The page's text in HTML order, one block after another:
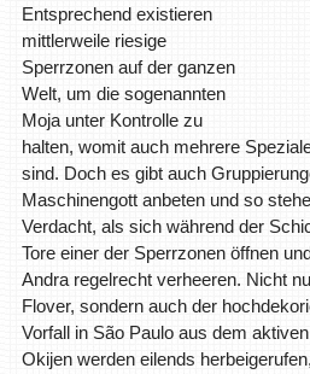
Entsprechend existieren
mittlerweile riesige
Sperrzonen auf der ganzen
Welt, um die sogenannten
Moja unter Kontrolle zu
halten, womit auch mehrere
sind. Doch es gibt auch
Maschinengott anbeten und so
Verdacht, als sich während der
Tore einer der Sperrzonen öffnen
Andra regelrecht verheeren. Nicht
Flover, sondern auch der
Vorfall in São Paulo aus dem
Okijen werden eilends